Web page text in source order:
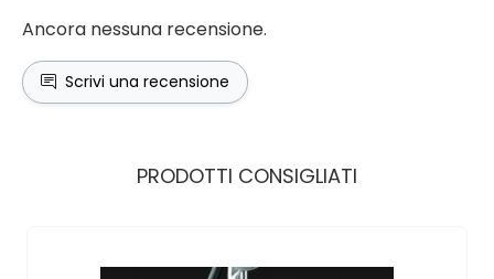
Ancora nessuna recensione.
Scrivi una recensione
PRODOTTI CONSIGLIATI